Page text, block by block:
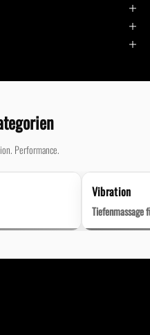
Performance.
Vibration
Tiefenmassage